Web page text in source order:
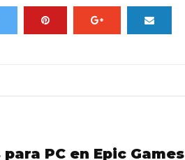
PC en Epic Games